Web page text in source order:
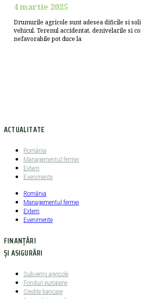
4 martie 2025
Drumurile agricole sunt adesea dificile si
vehicul. Terenul accidentat, denivelarile si
nefavorabile pot duce la
ACTUALITATE
România
Managementul fermei
Extern
Evenimente
România
Managementul fermei
Extern
Evenimente
FINANȚĂRI
ȘI ASIGURĂRI
Subvenții agricole
Fonduri europene
Credite bancare